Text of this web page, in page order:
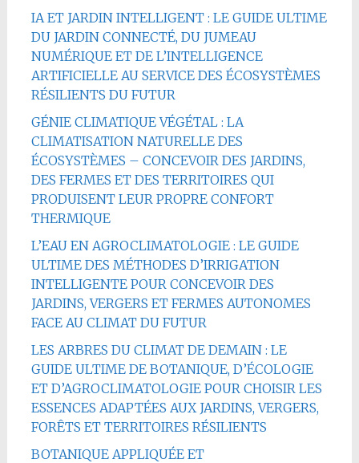
IA ET JARDIN INTELLIGENT : LE GUIDE ULTIME
DU JARDIN CONNECTÉ, DU JUMEAU
NUMÉRIQUE ET DE L’INTELLIGENCE
ARTIFICIELLE AU SERVICE DES ÉCOSYSTÈMES
RÉSILIENTS DU FUTUR
GÉNIE CLIMATIQUE VÉGÉTAL : LA
CLIMATISATION NATURELLE DES
ÉCOSYSTÈMES – CONCEVOIR DES JARDINS,
DES FERMES ET DES TERRITOIRES QUI
PRODUISENT LEUR PROPRE CONFORT
THERMIQUE
L’EAU EN AGROCLIMATOLOGIE : LE GUIDE
ULTIME DES MÉTHODES D’IRRIGATION
INTELLIGENTE POUR CONCEVOIR DES
JARDINS, VERGERS ET FERMES AUTONOMES
FACE AU CLIMAT DU FUTUR
LES ARBRES DU CLIMAT DE DEMAIN : LE
GUIDE ULTIME DE BOTANIQUE, D’ÉCOLOGIE
ET D’AGROCLIMATOLOGIE POUR CHOISIR LES
ESSENCES ADAPTÉES AUX JARDINS, VERGERS,
FORÊTS ET TERRITOIRES RÉSILIENTS
BOTANIQUE APPLIQUÉE ET